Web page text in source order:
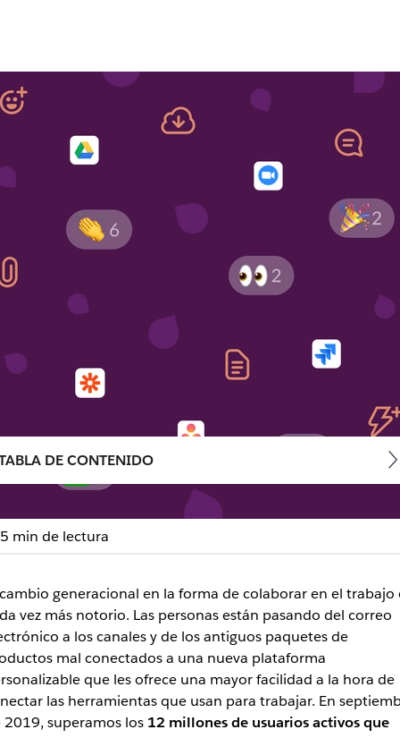
diarios son iguales:
con más de 5000 millones de acciones en Slack
DE CONTENIDO
min de lectura
generacional en la forma de colaborar en el trabajo
vez más notorio. Las personas están pasando del correo
a los canales y de los antiguos paquetes de
mal conectados a una nueva plataforma
que les ofrece una mayor facilidad a la hora de
las herramientas que usan para trabajar. En
2019, superamos los 12 millones de usuarios activos que